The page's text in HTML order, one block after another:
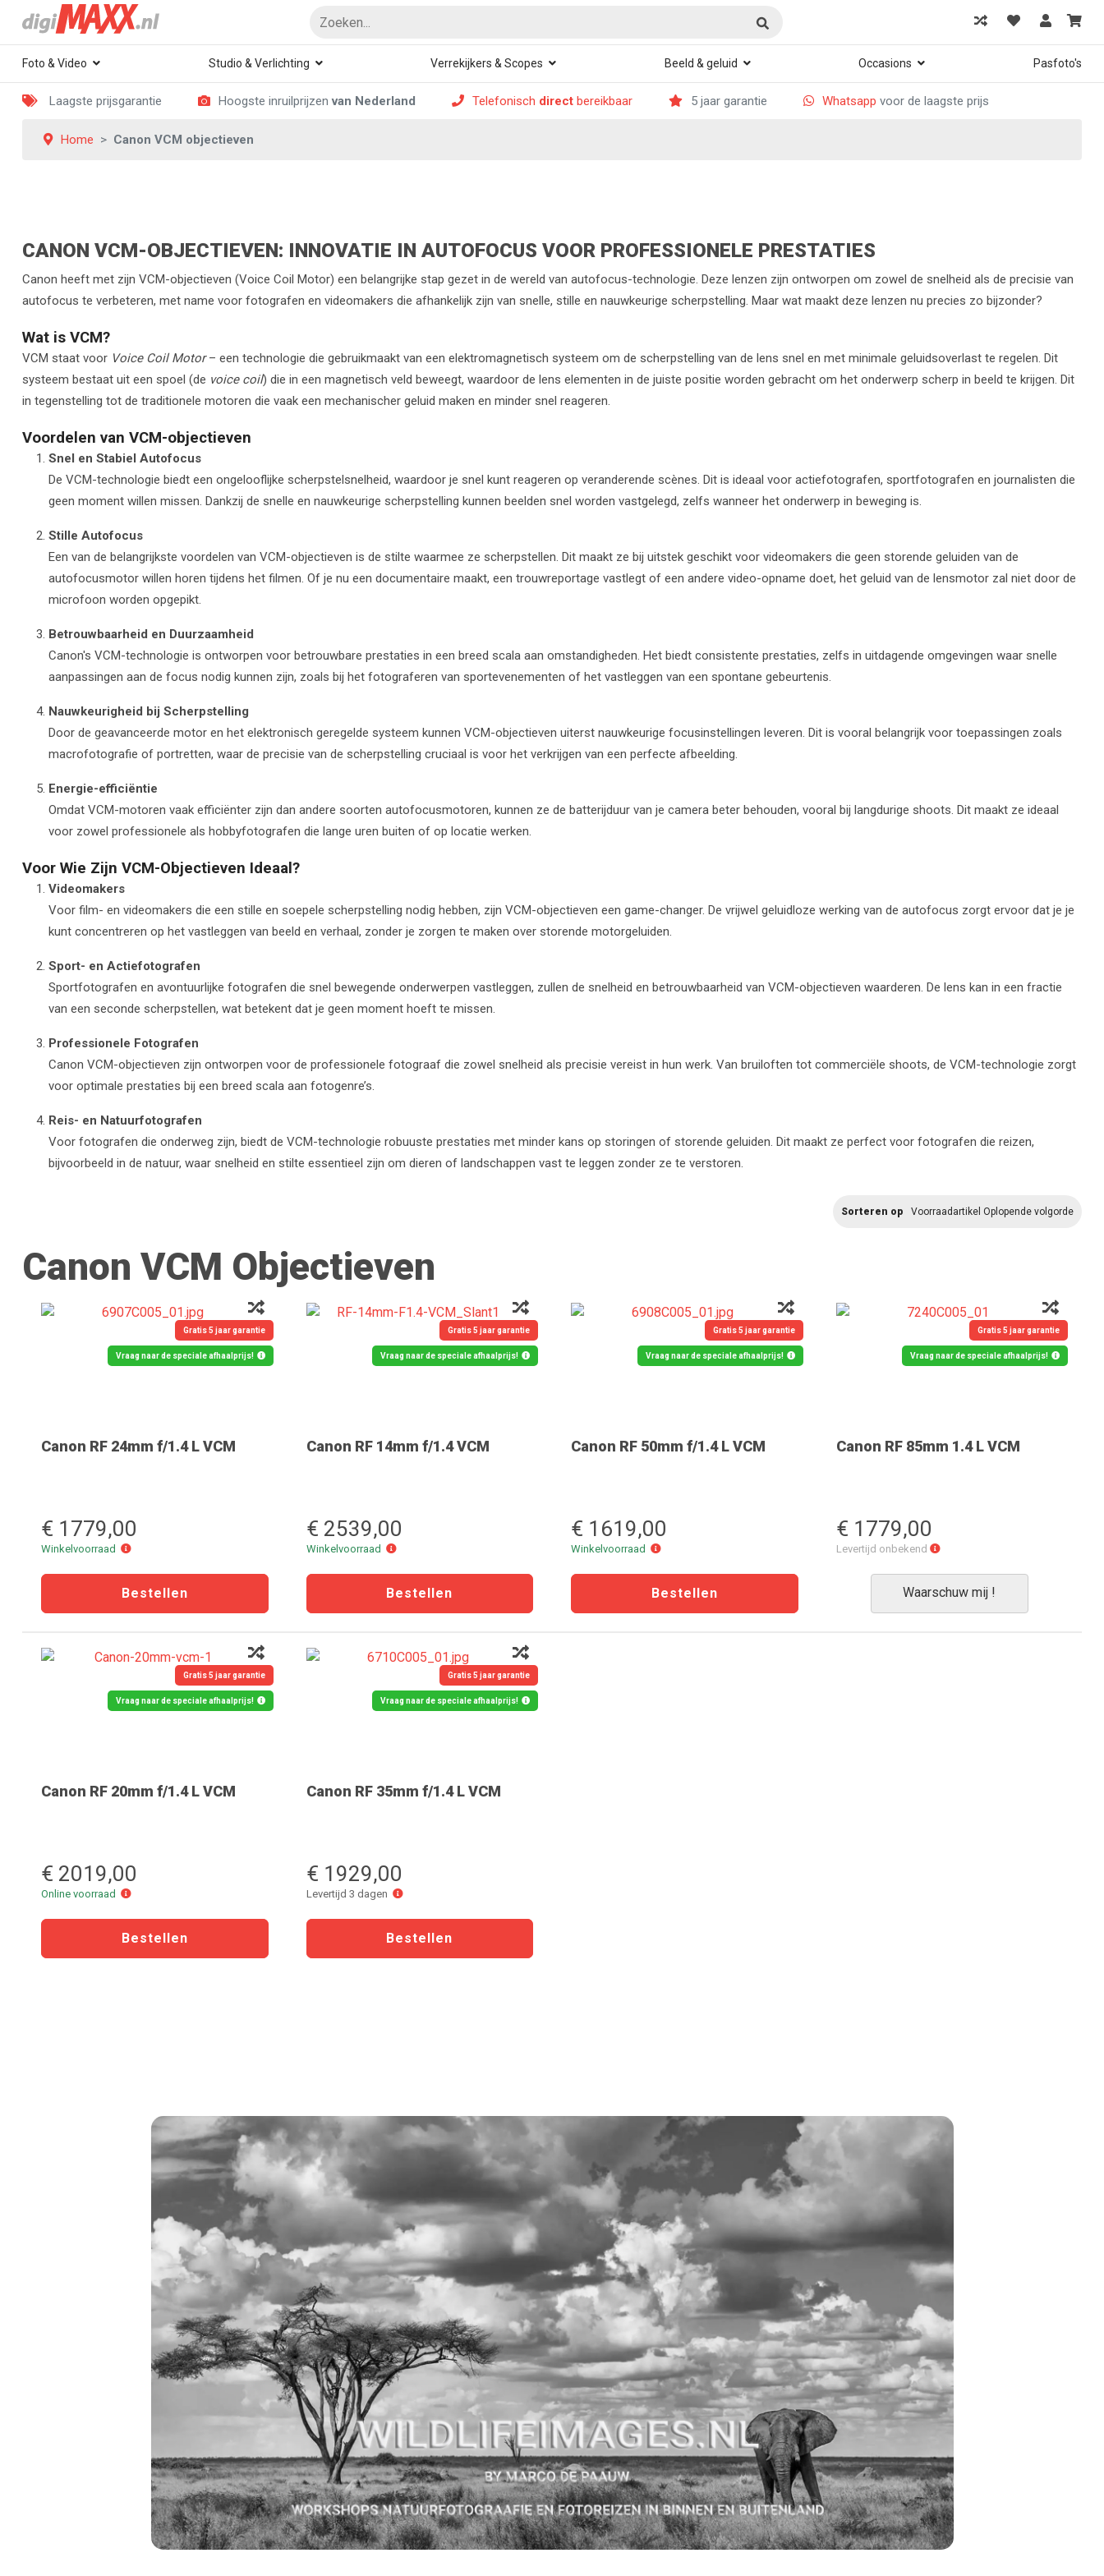
Foto & Video Studio & Verlichting Verrekijkers & Scopes Beeld & geluid Occasions Pasfoto's
Laagste prijsgarantie Hoogste inruilprijzenvan Nederland Telefonisch direct bereikbaar 5 jaar garantie Whatsapp voor de laagste prijs
Home Canon VCM objectieven
CANON VCM-OBJECTIEVEN: INNOVATIE IN AUTOFOCUS VOOR PROFESSIONELE PRESTATIES
Canon heeft met zijn VCM-objectieven (Voice Coil Motor) een belangrijke stap gezet in de wereld van autofocus-technologie. Deze lenzen zijn ontworpen om zowel de snelheid als de precisie van
autofocus te verbeteren, met name voor fotografen en videomakers die afhankelijk zijn van snelle, stille en nauwkeurige scherpstelling. Maar wat maakt deze lenzen nu precies zo bijzonder?
Wat is VCM?
VCM staat voor Voice Coil Motor– een technologie die gebruikmaakt van een elektromagnetisch systeem om de scherpstelling van de lens snel en met minimale geluidsoverlast te regelen. Dit
systeem bestaat uit een spoel (de voice coil) die in een magnetisch veld beweegt, waardoor de lens elementen in de juiste positie worden gebracht om het onderwerp scherp in beeld te krijgen. Dit
in tegenstelling tot de traditionele motoren die vaak een mechanischer geluid maken en minder snel reageren.
Voordelen van VCM-objectieven
Snel en Stabiel Autofocus
De VCM-technologie biedt een ongelooflijke scherpstelsnelheid, waardoor je snel kunt reageren op veranderende scènes. Dit is ideaal voor actiefotografen, sportfotografen en journalisten die
geen moment willen missen. Dankzij de snelle en nauwkeurige scherpstelling kunnen beelden snel worden vastgelegd, zelfs wanneer het onderwerp in beweging is.
Stille Autofocus
Een van de belangrijkste voordelen van VCM-objectieven is de stilte waarmee ze scherpstellen. Dit maakt ze bij uitstek geschikt voor videomakers die geen storende geluiden van de
autofocusmotor willen horen tijdens het filmen. Of je nu een documentaire maakt, een trouwreportage vastlegt of een andere video-opname doet, het geluid van de lensmotor zal niet door de
microfoon worden opgepikt.
Betrouwbaarheid en Duurzaamheid
Canon's VCM-technologie is ontworpen voor betrouwbare prestaties in een breed scala aan omstandigheden. Het biedt consistente prestaties, zelfs in uitdagende omgevingen waar snelle
aanpassingen aan de focus nodig kunnen zijn, zoals bij het fotograferen van sportevenementen of het vastleggen van een spontane gebeurtenis.
Nauwkeurigheid bij Scherpstelling
Door de geavanceerde motor en het elektronisch geregelde systeem kunnen VCM-objectieven uiterst nauwkeurige focusinstellingen leveren. Dit is vooral belangrijk voor toepassingen zoals
macrofotografie of portretten, waar de precisie van de scherpstelling cruciaal is voor het verkrijgen van een perfecte afbeelding.
Energie-efficiëntie
Omdat VCM-motoren vaak efficiënter zijn dan andere soorten autofocusmotoren, kunnen ze de batterijduur van je camera beter behouden, vooral bij langdurige shoots. Dit maakt ze ideaal
voor zowel professionele als hobbyfotografen die lange uren buiten of op locatie werken.
Voor Wie Zijn VCM-Objectieven Ideaal?
Videomakers
Voor film- en videomakers die een stille en soepele scherpstelling nodig hebben, zijn VCM-objectieven een game-changer. De vrijwel geluidloze werking van de autofocus zorgt ervoor dat je je
kunt concentreren op het vastleggen van beeld en verhaal, zonder je zorgen te maken over storende motorgeluiden.
Sport- en Actiefotografen
Sportfotografen en avontuurlijke fotografen die snel bewegende onderwerpen vastleggen, zullen de snelheid en betrouwbaarheid van VCM-objectieven waarderen. De lens kan in een fractie
van een seconde scherpstellen, wat betekent dat je geen moment hoeft te missen.
Professionele Fotografen
Canon VCM-objectieven zijn ontworpen voor de professionele fotograaf die zowel snelheid als precisie vereist in hun werk. Van bruiloften tot commerciële shoots, de VCM-technologie zorgt
voor optimale prestaties bij een breed scala aan fotogenre’s.
Reis- en Natuurfotografen
Voor fotografen die onderweg zijn, biedt de VCM-technologie robuuste prestaties met minder kans op storingen of storende geluiden. Dit maakt ze perfect voor fotografen die reizen,
bijvoorbeeld in de natuur, waar snelheid en stilte essentieel zijn om dieren of landschappen vast te leggen zonder ze te verstoren.
Sorteren op Voorraadartikel Oplopende volgorde
Canon VCM Objectieven
Gratis 5 jaar garantie
Vraag naar de speciale afhaalprijs!
Canon RF 24mm f/1.4 L VCM
€ 1779,00
Winkelvoorraad Winkelvoorraad
Gratis 5 jaar garantie
Vraag naar de speciale afhaalprijs!
Canon RF 14mm f/1.4 VCM
€ 2539,00
Winkelvoorraad Winkelvoorraad
Gratis 5 jaar garantie
Vraag naar de speciale afhaalprijs!
Canon RF 50mm f/1.4 L VCM
€ 1619,00
Winkelvoorraad Winkelvoorraad
Gratis 5 jaar garantie
Vraag naar de speciale afhaalprijs!
Canon RF 85mm 1.4 L VCM
€ 1779,00
Levertijd onbekend
Levertijd
Waarschuw mij !
Gratis 5 jaar garantie
Vraag naar de speciale afhaalprijs!
Canon RF 20mm f/1.4 L VCM
€ 2019,00
Online voorraad
Online
Gratis 5 jaar garantie
Vraag naar de speciale afhaalprijs!
Canon RF 35mm f/1.4 L VCM
€ 1929,00
Levertijd 3 dagen
Levertijd